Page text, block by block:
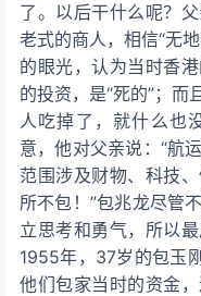
了。以后干什么呢？
老式的商人，相信“无
的眼光，认为当时香
的投资，是“死的”；
人吃掉了，就什么也
意，他对父亲说：“航
范围涉及财物、科技
所不包！”包兆龙尽管
立思考和勇气，所以
1955年，37岁的包玉
他们包家当时的资金